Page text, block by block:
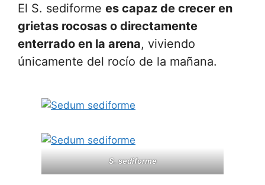
El S. sediforme es capaz de crecer en
grietas rocosas o directamente
enterrado en la arena, viviendo
únicamente del rocío de la mañana.
S. sediforme